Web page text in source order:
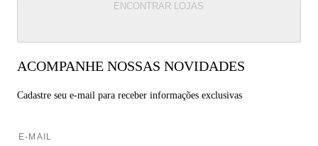
ENCONTRAR LOJAS
ACOMPANHE NOSSAS NOVIDADES
Cadastre seu e-mail para receber informações exclusivas